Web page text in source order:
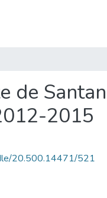
de
2015
20.500.14471/521